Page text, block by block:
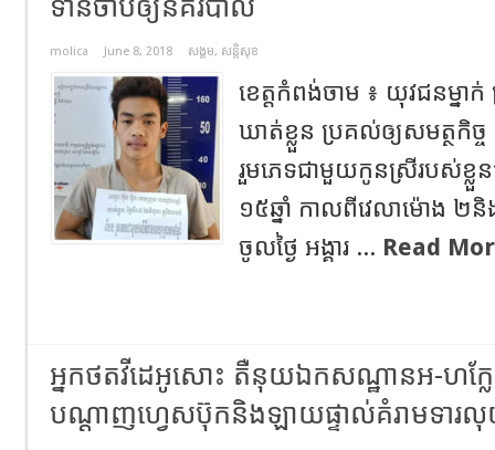
ទាន់ចាប់ឲ្យនគរបាល
molica June 8, 2018 សង្គម, សន្តិសុខ
ខេត្តកំពង់ចាម ៖ យុវជនម្នា
ឃាត់ខ្លួន ប្រគល់ឲ្យសមត្ថកិ
រួមភេទជាមួយកូនស្រីរបស់ខ្លួ
១៥ឆ្នាំ កាលពីវេលាម៉ោង ២
ចូលថ្ងៃ អង្គារ ... Read
អ្នកថតវីដេអូសោះ តឺនុយឯកសណ្ឋានអ-ហក្លែ
បណ្ដាញហ្វេសប៊ុកនិងឡាយផ្ទាល់គំរាមទារ